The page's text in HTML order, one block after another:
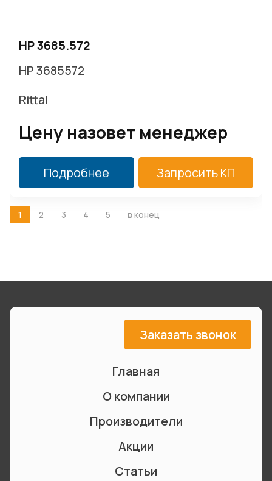
HP 3685.572
HP 3685572
Rittal
Цену назовет менеджер
Подробнее Запросить КП
1 2 3 4 5 в конец
Заказать звонок
Главная
О компании
Производители
Акции
Статьи